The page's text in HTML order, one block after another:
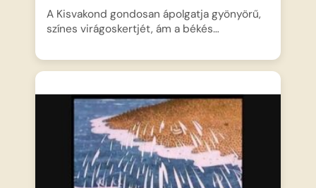
A Kisvakond gondosan ápolgatja gyönyörű,
színes virágoskertjét, ám a békés…